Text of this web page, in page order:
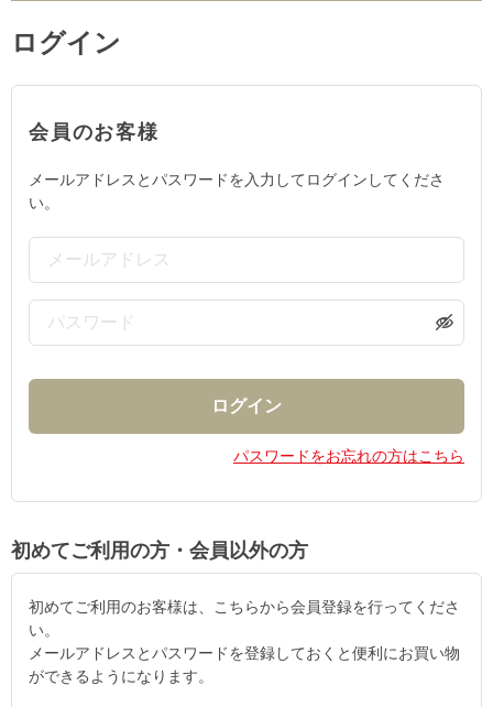
ログイン
会員のお客様
メールアドレスとパスワードを入力してログインしてくださ
い。
パスワードをお忘れの方はこちら
初めてご利用の方・会員以外の方
初めてご利用のお客様は、こちらから会員登録を行ってくださ
い。
メールアドレスとパスワードを登録しておくと便利にお買い物
ができるようになります。